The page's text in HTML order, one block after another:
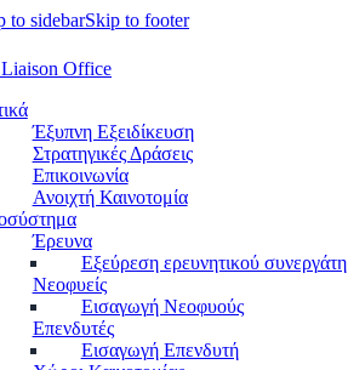
to sidebarSkip to footer
Έξυπνη Εξειδίκευση
Στρατηγικές Δράσεις
Επικοινωνία
Ανοιχτή Καινοτομία
Έρευνα
Εξεύρεση ερευνητικού συνεργάτη
Νεοφυείς
Εισαγωγή Νεοφυούς
Επενδυτές
Εισαγωγή Επενδυτή